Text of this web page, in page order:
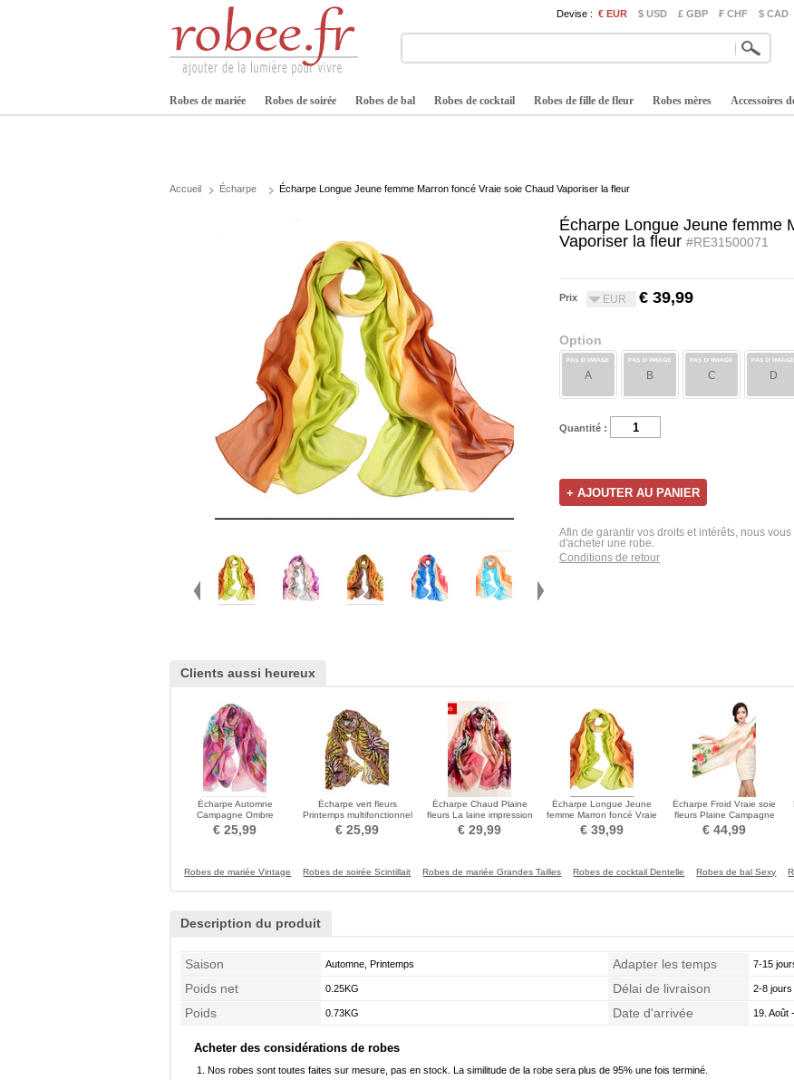
Devise : € EUR $ USD £ GBP ₣ CHF $ CAD
Robes de mariée Robes de soirée Robes de bal Robes de cocktail Robes de fille de fleur Robes mères Accessoires
Accueil Écharpe Écharpe Longue Jeune femme Marron foncé Vraie soie Chaud Vaporiser la fleur
Écharpe Longue Jeune femme
Vaporiser la fleur #RE31500071
Prix EUR € 39,99
Option
A B C D
Quantité :
Afin de garantir vos droits et intérêts, nous
d'acheter une robe.
Conditions de retour
Clients aussi heureux
Écharpe Automne
Campagne Ombre
impression De longueur
moyenne
€ 25,99
Écharpe vert fleurs
Printemps multifonctionnel
Femmes Plaine
€ 25,99
Écharpe Chaud Plaine
fleurs La laine impression
Kaki Allonger
€ 29,99
Écharpe Longue Jeune
femme Marron foncé Vraie
soie Chaud Vaporiser la
fleur
€ 39,99
Écharpe Froid Vraie soie
fleurs Plaine Campagne
Vaporiser la fleur
€ 44,99
Robes de mariée Vintage Robes de soirée Scintillait Robes de mariée Grandes Tailles Robes de cocktail Dentelle Robes de bal Sexy
Description du produit
Saison Automne, Printemps Adapter les temps 7-15
Poids net 0.25KG Délai de livraison 2-8 jours
Poids 0.73KG Date d'arrivée 19. Août
Acheter des considérations de robes
Nos robes sont toutes faites sur mesure, pas en stock. La similitude de la robe sera plus de 95% une fois terminé.